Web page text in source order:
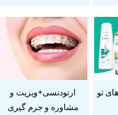
تو
ارتودنسی+ویزیت و
مشاوره و جرم گیری